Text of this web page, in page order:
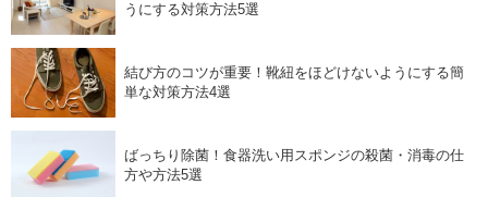
うにする対策方法5選
結び方のコツが重要！靴紐をほどけないようにする簡
単な対策方法4選
ばっちり除菌！食器洗い用スポンジの殺菌・消毒の仕
方や方法5選